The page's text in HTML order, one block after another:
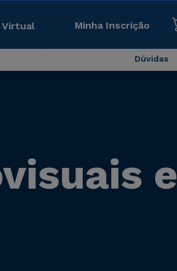
Virtual Minha Inscrição
Dúvidas
e